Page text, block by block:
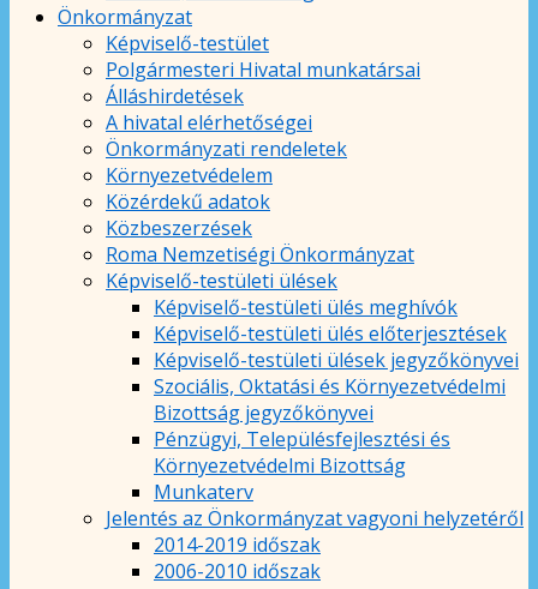
Önkormányzat
Képviselő-testület
Polgármesteri Hivatal munkatársai
Álláshirdetések
A hivatal elérhetőségei
Önkormányzati rendeletek
Környezetvédelem
Közérdekű adatok
Közbeszerzések
Roma Nemzetiségi Önkormányzat
Képviselő-testületi ülések
Képviselő-testületi ülés meghívók
Képviselő-testületi ülés előterjesztések
Képviselő-testületi ülések jegyzőkönyvei
Szociális, Oktatási és Környezetvédelmi
Bizottság jegyzőkönyvei
Pénzügyi, Településfejlesztési és
Környezetvédelmi Bizottság
Munkaterv
Jelentés az Önkormányzat vagyoni helyzetéről
2014-2019 időszak
2006-2010 időszak